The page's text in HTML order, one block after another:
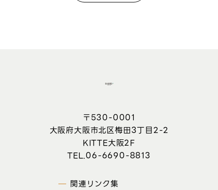
〒530-0001
大阪府大阪市北区梅田3丁目2-2
KITTE大阪2F
06-6690-8813
関連リンク集